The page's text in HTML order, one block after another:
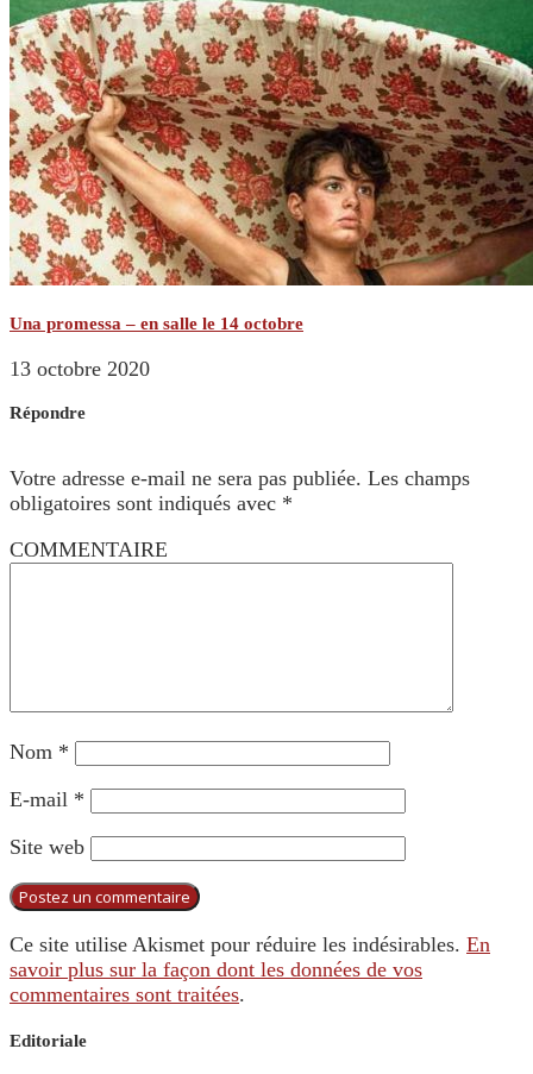
Una promessa – en salle le 14 octobre
13 octobre 2020
Répondre
Votre adresse e-mail ne sera pas publiée. Les champs
obligatoires sont indiqués avec *
COMMENTAIRE
Nom *
E-mail *
Site web
Ce site utilise Akismet pour réduire les indésirables. En
savoir plus sur la façon dont les données de vos
commentaires sont traitées.
Editoriale